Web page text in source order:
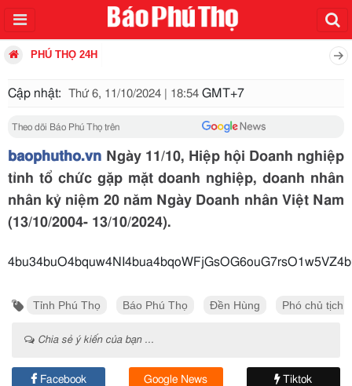
PHÚ THỌ 24H
Cập nhật: Thứ 6, 11/10/2024 | 18:54 GMT+7
Theo dõi Báo Phú Thọ trên
baophutho.vn Ngày 11/10, Hiệp hội Doanh nghiệp
tỉnh tổ chức gặp mặt doanh nghiệp, doanh nhân
nhân kỷ niệm 20 năm Ngày Doanh nhân Việt Nam
(13/10/2004- 13/10/2024).
Tỉnh Phú Thọ Báo Phú Thọ Đền Hùng Phó chủ tịch
Chia sẻ ý kiến của bạn ...
Facebook Google News Tiktok